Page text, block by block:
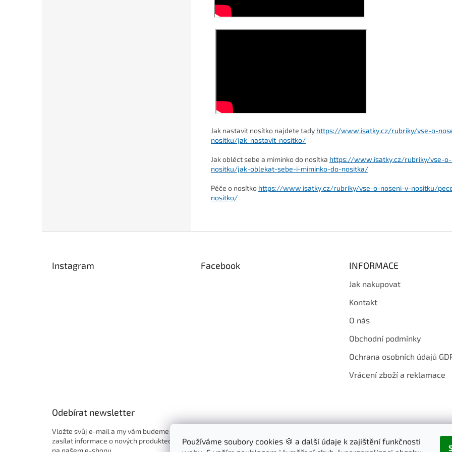
Používáme soubory cookies 🍪 a další údaje k zajištění funkčnosti
Jak nastavit nosítko najdete tady https://www.isatky.cz/rubriky/vse-o-
nositku/jak-nastavit-nositko/
Jak obléct sebe a miminko do nosítka https://www.isatky.cz/rubriky/vse-
nositku/jak-oblekat-sebe-i-miminko-do-nositka/
Péče o nosítko https://www.isatky.cz/rubriky/vse-o-noseni-v-nositku/
nositko/
Instagram Facebook INFORMACE
Jak nakupovat
Kontakt
O nás
Obchodní podmínky
Ochrana osobních údajů
Vrácení zboží a reklamace
Odebírat newsletter
Vložte svůj e-mail a my vám budeme
zasílat informace o nových produktech
na našem e-shopu.